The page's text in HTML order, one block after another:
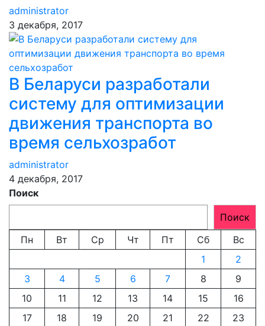
administrator
3 декабря, 2017
В Беларуси разработали
систему для оптимизации
движения транспорта во
время сельхозработ
administrator
4 декабря, 2017
Поиск
Поиск
Пн Вт Ср Чт Пт Сб
Вс
1
2
3
4 5 6 7 8
9
10
11 12 13 14 15
16
17
18 19 20 21 22
23